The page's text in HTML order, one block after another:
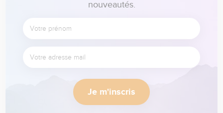
nouveautés.
Je m'inscris